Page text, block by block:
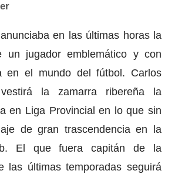
en las últimas horas la
un jugador emblemático y con
en el mundo del fútbol. Carlos
vestirá la zamarra ribereña la
en Liga Provincial en lo que sin
de gran trascendencia en la
El que fuera capitán de la
las últimas temporadas seguirá